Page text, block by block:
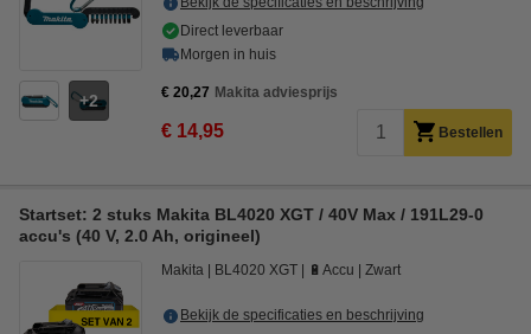
2
Direct leverbaar
Morgen in huis
€ 20,27 Makita adviesprijs
€ 14,95 Bestellen
Startset: 2 stuks Makita BL4020 XGT / 40V Max / 191L29-0
accu's (40 V, 2.0 Ah, origineel)
Makita BL4020 XGT 🔋Accu Zwart
Bekijk de specificaties en beschrijving